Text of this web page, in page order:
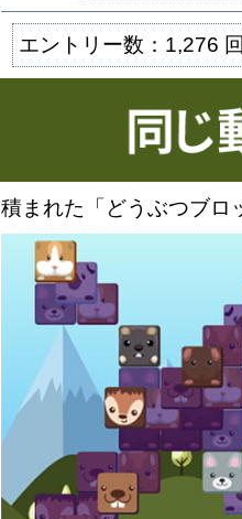
エントリー数：1,276 回
積まれた「どうぶつブロ